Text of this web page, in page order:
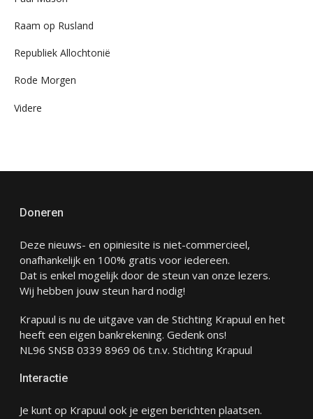
Raam op Rusland
Republiek Allochtonië
Rode Morgen
Videre
Doneren
Deze nieuws- en opiniesite is niet-commercieel,
onafhankelijk en 100% gratis voor iedereen.
Dat is enkel mogelijk door de steun van onze lezers.
Wij hebben jouw steun hard nodig!
Krapuul is nu de uitgave van de Stichting Krapuul en het
heeft een eigen bankrekening. Gedenk ons!
NL96 SNSB 0339 8969 06 t.n.v. Stichting Krapuul
Interactie
Je kunt op Krapuul ook je eigen berichten plaatsen.